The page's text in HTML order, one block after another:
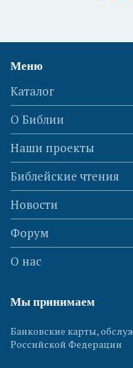
Меню
Каталог
О Библии
Наши проекты
Библейские чтения
Новости
Форум
О нас
Мы принимаем
Банковские карты,
Российской Федерации